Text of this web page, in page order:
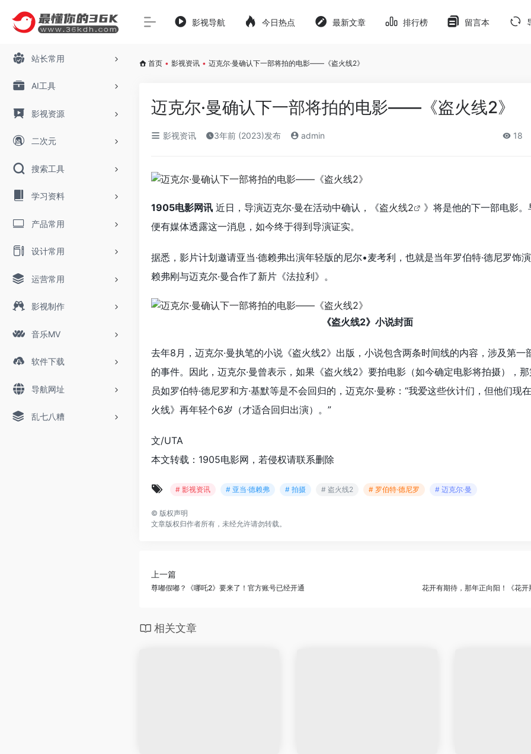
站长常用
AI工具
影视资源
二次元
搜索工具
学习资料
产品常用
设计常用
运营常用
影视制作
音乐MV
软件下载
导航网址
乱七八糟
影视导航 今日热点 最新文章 排行榜 留言本
首页 • 影视资讯 • 迈克尔·曼确认下一部将拍的电影——《盗火线2》
迈克尔·曼确认下一部将拍的电影——《盗火线2》
影视资讯 3年前 (2023)发布 admin 18
1905电影网讯 近日，导演迈克尔·曼在活动中确认，《盗火线2
》将是他的下一部电影
便有媒体透露这一消息，如今终于得到导演证实。
据悉，影片计划邀请亚当·德赖弗出演年轻版的尼尔•麦考利，也就是当年罗伯特·德尼罗饰
赖弗刚与迈克尔·曼合作了新片《法拉利》。
《盗火线2》小说封面
去年8月，迈克尔·曼执笔的小说《盗火线2》出版，小说包含两条时间线的内容，涉及第一
的事件。因此，迈克尔·曼曾表示，如果《盗火线2》要拍电影（如今确定电影将拍摄），
员如罗伯特·德尼罗和方·基默等是不会回归的，迈克尔·曼称：“我爱这些伙计们，但他们现
火线》再年轻个6岁（才适合回归出演）。”
文/UTA
本文转载：1905电影网，若侵权请联系删除
# 影视资讯 # 亚当·德赖弗 # 拍摄 # 盗火线2 # 罗伯特·德尼罗 # 迈克尔·曼
© 版权声明
文章版权归作者所有，未经允许请勿转载。
上一篇
尊嘟假嘟？《哪吒2》要来了！官方账号已经开通 花开有期待，那年正向阳！《花
相关文章